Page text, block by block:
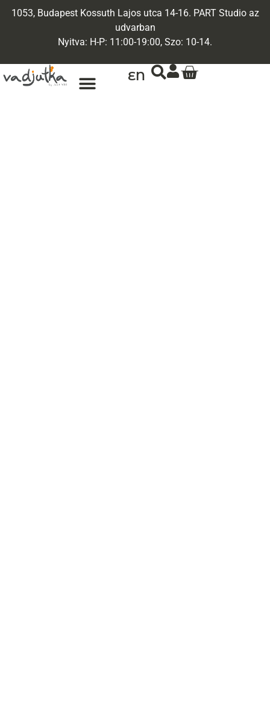
1053, Budapest Kossuth Lajos utca 14-16. PART Studio az
udvarban
Nyitva: H-P: 11:00-19:00, Szo: 10-14.
EN